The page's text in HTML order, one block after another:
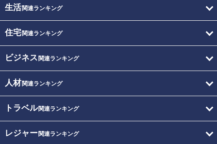
生活関連ランキング
住宅関連ランキング
ビジネス 関連ランキング
人材関連ランキング
トラベル関連ランキング
レジャー関連ランキング